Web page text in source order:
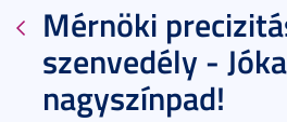
Mérnöki
szenvedély -
nagyszínpad!